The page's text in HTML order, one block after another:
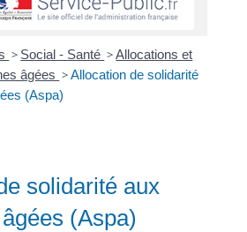
> Social - Santé >Allocations et
âgées >Allocation de solidarité
(Aspa)
solidarité aux
(Aspa)